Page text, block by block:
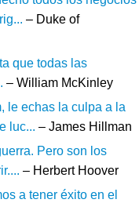
– Duke of
que todas las
– William McKinley
le echas la culpa a la
luc... – James Hillman
Pero son los
– Herbert Hoover
a tener éxito en el